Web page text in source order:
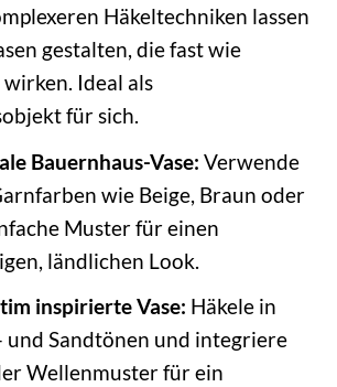
Häkeltechniken lassen
gestalten, die fast wie
Ideal als
für sich.
Bauernhaus-Vase: Verwende
wie Beige, Braun oder
Muster für einen
ländlichen Look.
inspirierte Vase: Häkele in
und Sandtönen und integriere
Wellenmuster für ein